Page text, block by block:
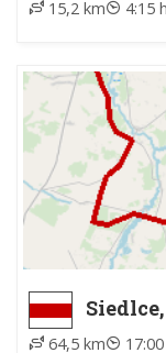
15,2 km
4:15 h
64,5 km